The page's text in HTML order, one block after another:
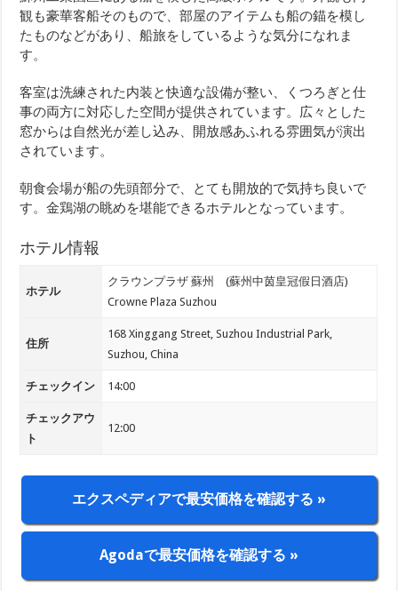
観も豪華客船そのもので、部屋のアイテムも船の錨を模し
たものなどがあり、船旅をしているような気分になれま
す。
客室は洗練された内装と快適な設備が整い、くつろぎと仕
事の両方に対応した空間が提供されています。広々とした
窓からは自然光が差し込み、開放感あふれる雰囲気が演出
されています。
朝食会場が船の先頭部分で、とても開放的で気持ち良いで
す。金鶏湖の眺めを堪能できるホテルとなっています。
ホテル情報
ホテル
クラウンプラザ 蘇州 (蘇州中茵皇冠假日酒店)
Crowne Plaza Suzhou
住所
168 Xinggang Street, Suzhou Industrial Park,
Suzhou, China
チェックイン 14:00
チェックアウ
ト
12:00
エクスペディアで最安価格を確認する »
Agodaで最安価格を確認する »